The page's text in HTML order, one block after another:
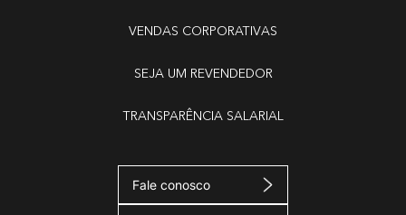
VENDAS CORPORATIVAS
SEJA UM REVENDEDOR
TRANSPARÊNCIA SALARIAL
Fale conosco